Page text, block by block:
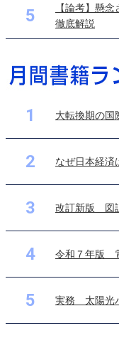
5
【論考】懸
徹底解説
1 大転換期の国
2 なぜ日本経済
3 改訂新版 図
4 令和７年版
5 実務 太陽光